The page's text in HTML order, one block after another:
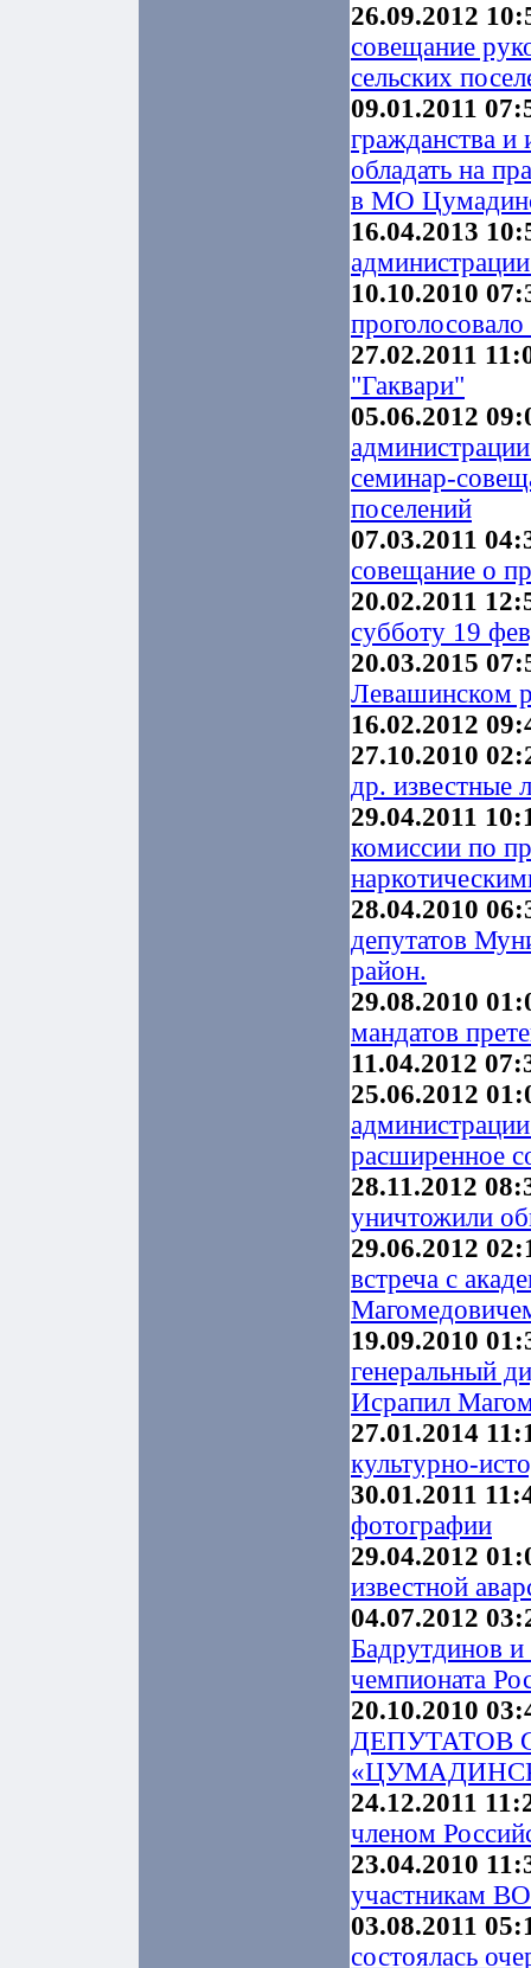
26.09.2012
совещание
сельских
09.01.2011
гражданства и
обладать на
в МО
16.04.2013
10.10.2010
27.02.2011
"Гаквари"
05.06.2012
семинар-
поселений
07.03.2011
совещание о
20.02.2011
субботу 19
20.03.2015
Левашинском
16.02.2012
27.10.2010
др. известные
29.04.2011
комиссии по
28.04.2010
депутатов
район.
29.08.2010
мандатов
11.04.2012
25.06.2012
расширенное
28.11.2012
уничтожили
29.06.2012
встреча с
19.09.2010
генеральный
Исрапил
27.01.2014
культурно-
30.01.2011
фотографии
29.04.2012
известной
04.07.2012
Бадрутдинов
чемпионата
20.10.2010
ДЕПУТАТОВ
24.12.2011
членом
23.04.2010
участникам
03.08.2011
состоялась